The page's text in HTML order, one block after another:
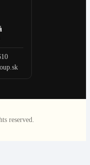
reserved.